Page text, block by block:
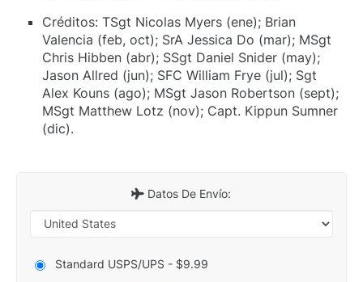
Créditos: TSgt Nicolas Myers (ene); Brian
Valencia (feb, oct); SrA Jessica Do (mar); MSgt
Chris Hibben (abr); SSgt Daniel Snider (may);
Jason Allred (jun); SFC William Frye (jul); Sgt
Alex Kouns (ago); MSgt Jason Robertson (sept);
MSgt Matthew Lotz (nov); Capt. Kippun Sumner
(dic).
Datos De Envío:
Standard USPS/UPS - $9.99